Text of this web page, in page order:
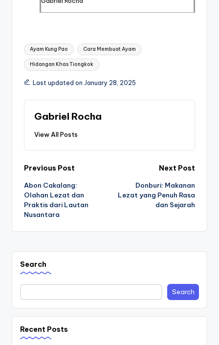
Tags:
Ayam Kung Pao Cara Membuat Ayam
Hidangan Khas Tiongkok
Last updated on January 28, 2025
Gabriel Rocha
View All Posts
Post
navigation
Previous Post
Abon Cakalang:
Olahan Lezat dan
Praktis dari Lautan
Nusantara
Next Post
Donburi: Makanan
Lezat yang Penuh Rasa
dan Sejarah
Search
Search
Recent Posts